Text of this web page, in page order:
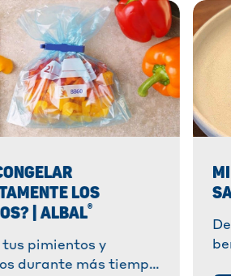
LOS
| ALBAL®
tus pimientos y
durante más tiempo